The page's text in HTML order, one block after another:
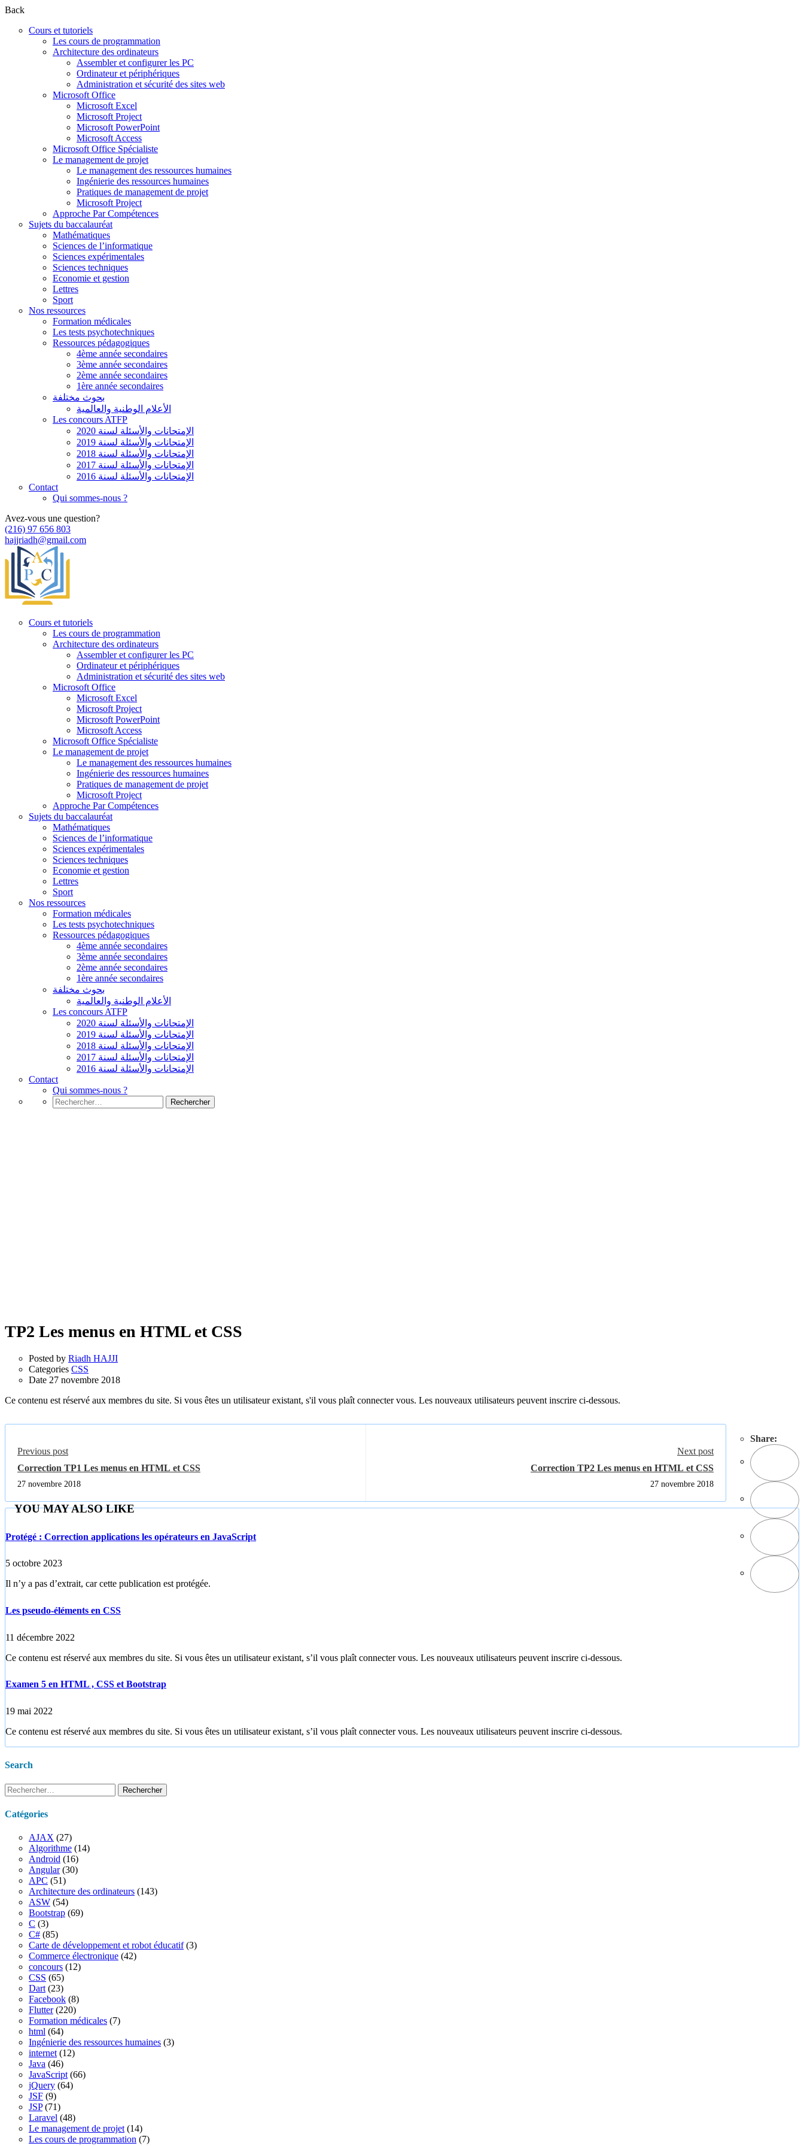
Back
Cours et tutoriels
Les cours de programmation
Architecture des ordinateurs
Assembler et configurer les PC
Ordinateur et périphériques
Administration et sécurité des sites web
Microsoft Office
Microsoft Excel
Microsoft Project
Microsoft PowerPoint
Microsoft Access
Microsoft Office Spécialiste
Le management de projet
Le management des ressources humaines
Ingénierie des ressources humaines
Pratiques de management de projet
Microsoft Project
Approche Par Compétences
Sujets du baccalauréat
Mathématiques
Sciences de l’informatique
Sciences expérimentales
Sciences techniques
Economie et gestion
Lettres
Sport
Nos ressources
Formation médicales
Les tests psychotechniques
Ressources pédagogiques
4ème année secondaires
3ème année secondaires
2ème année secondaires
1ère année secondaires
بحوث مختلفة
الأعلام الوطنية والعالمية
Les concours ATFP
الإمتحانات والأسئلة لسنة 2020
الإمتحانات والأسئلة لسنة 2019
الإمتحانات والأسئلة لسنة 2018
الإمتحانات والأسئلة لسنة 2017
الإمتحانات والأسئلة لسنة 2016
Contact
Qui sommes-nous ?
Avez-vous une question?
(216) 97 656 803
hajjriadh@gmail.com
Cours et tutoriels
Les cours de programmation
Architecture des ordinateurs
Assembler et configurer les PC
Ordinateur et périphériques
Administration et sécurité des sites web
Microsoft Office
Microsoft Excel
Microsoft Project
Microsoft PowerPoint
Microsoft Access
Microsoft Office Spécialiste
Le management de projet
Le management des ressources humaines
Ingénierie des ressources humaines
Pratiques de management de projet
Microsoft Project
Approche Par Compétences
Sujets du baccalauréat
Mathématiques
Sciences de l’informatique
Sciences expérimentales
Sciences techniques
Economie et gestion
Lettres
Sport
Nos ressources
Formation médicales
Les tests psychotechniques
Ressources pédagogiques
4ème année secondaires
3ème année secondaires
2ème année secondaires
1ère année secondaires
بحوث مختلفة
الأعلام الوطنية والعالمية
Les concours ATFP
الإمتحانات والأسئلة لسنة 2020
الإمتحانات والأسئلة لسنة 2019
الإمتحانات والأسئلة لسنة 2018
الإمتحانات والأسئلة لسنة 2017
الإمتحانات والأسئلة لسنة 2016
Contact
Qui sommes-nous ?
Rechercher :
TP2 Les menus en HTML et CSS
Posted by Riadh HAJJI
Categories CSS
Date 27 novembre 2018
Ce contenu est réservé aux membres du site. Si vous êtes un utilisateur existant, s'il vous plaît connecter vous. Les nouveaux utilisateurs peuvent inscrire ci-dessous.
Share:
Previous post
Correction TP1 Les menus en HTML et CSS
27 novembre 2018
Next post
Correction TP2 Les menus en HTML et CSS
27 novembre 2018
YOU MAY ALSO LIKE
Protégé : Correction applications les opérateurs en JavaScript
5 octobre 2023
Il n’y a pas d’extrait, car cette publication est protégée.
Les pseudo-éléments en CSS
11 décembre 2022
Ce contenu est réservé aux membres du site. Si vous êtes un utilisateur existant, s’il vous plaît connecter vous. Les nouveaux utilisateurs peuvent inscrire ci-dessous.
Examen 5 en HTML , CSS et Bootstrap
19 mai 2022
Ce contenu est réservé aux membres du site. Si vous êtes un utilisateur existant, s’il vous plaît connecter vous. Les nouveaux utilisateurs peuvent inscrire ci-dessous.
Search
Rechercher :
Catégories
AJAX (27)
Algorithme (14)
Android (16)
Angular(30)
APC (51)
Architecture des ordinateurs (143)
ASW (54)
Bootstrap (69)
C (3)
C# (85)
Carte de développement et robot éducatif(3)
Commerce électronique (42)
concours (12)
CSS (65)
Dart (23)
Facebook (8)
Flutter(220)
Formation médicales (7)
html (64)
Ingénierie des ressources humaines (3)
internet (12)
Java (46)
JavaScript (66)
jQuery (64)
JSF (9)
JSP(71)
Laravel (48)
Le management de projet (14)
Les cours de programmation (7)